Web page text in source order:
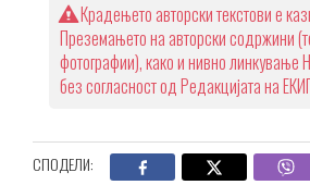
Крадењето авторски текстови е
Преземањето на авторски содржини
фотографии), како и нивно линкување
без согласност од Редакцијата на
СПОДЕЛИ: